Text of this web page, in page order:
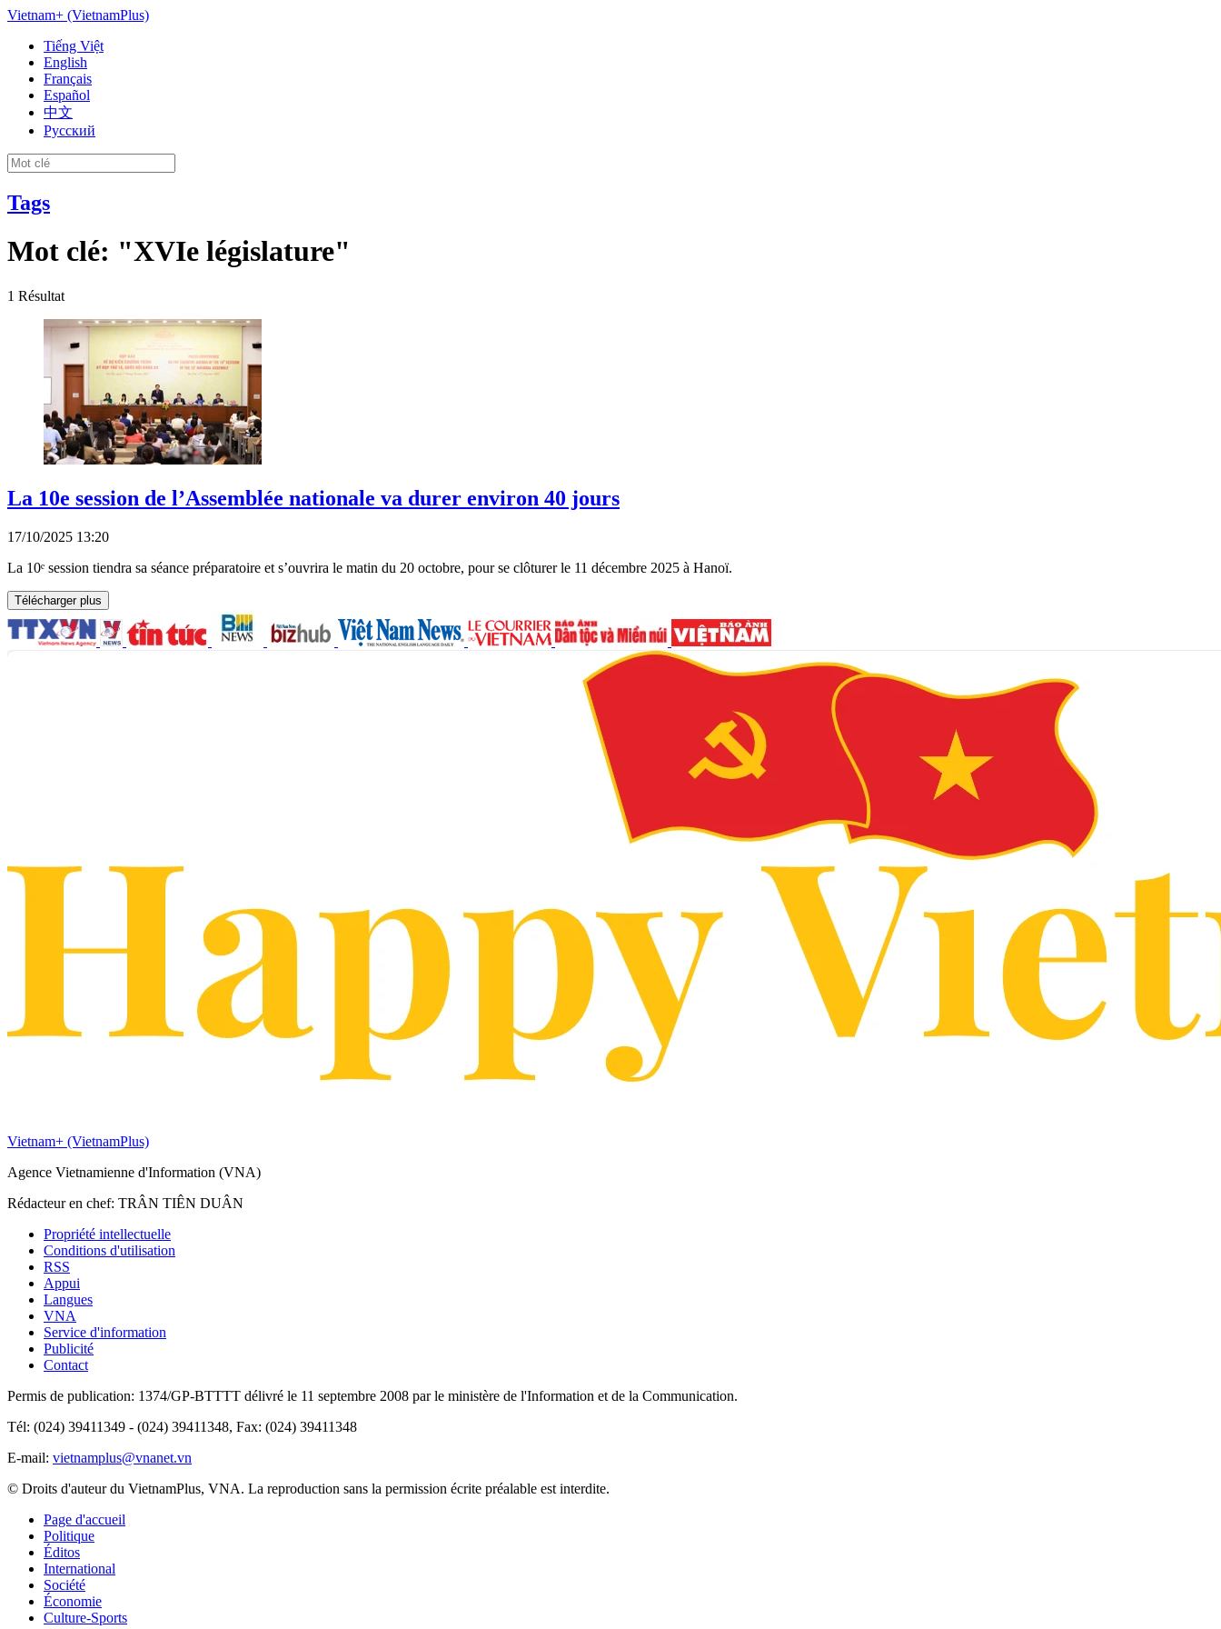
Vietnam+ (VietnamPlus)
Tiếng Việt
English
Français
Español
中文
Русский
Tags
Mot clé: "XVIe législature"
1 Résultat
La 10e session de l’Assemblée nationale va durer environ 40 jours
17/10/2025 13:20
La 10ᵉ session tiendra sa séance préparatoire et s’ouvrira le matin du 20 octobre, pour se clôturer le 11 décembre 2025 à Hanoï.
Télécharger plus
Vietnam+ (VietnamPlus)
Agence Vietnamienne d'Information (VNA)
Rédacteur en chef: TRÂN TIÊN DUÂN
Propriété intellectuelle
Conditions d'utilisation
RSS
Appui
Langues
VNA
Service d'information
Publicité
Contact
Permis de publication: 1374/GP-BTTTT délivré le 11 septembre 2008 par le ministère de l'Information et de la Communication.
Tél: (024) 39411349 - (024) 39411348, Fax: (024) 39411348
E-mail: vietnamplus@vnanet.vn
© Droits d'auteur du VietnamPlus, VNA. La reproduction sans la permission écrite préalable est interdite.
Page d'accueil
Politique
Éditos
International
Société
Économie
Culture-Sports